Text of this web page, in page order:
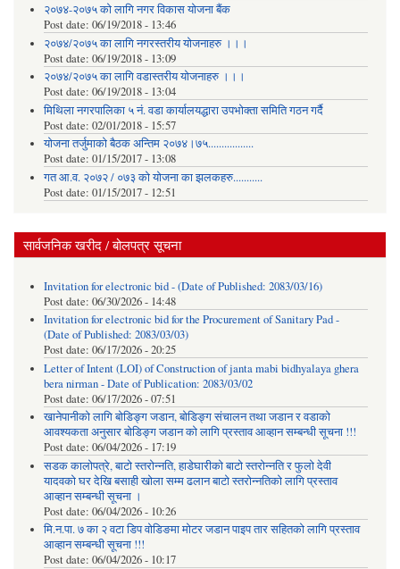
२०७४-२०७५ को लागि नगर विकास योजना बैंक
Post date: 06/19/2018 - 13:46
२०७४/२०७५ का लागि नगरस्तरीय योजनाहरु ।।।
Post date: 06/19/2018 - 13:09
२०७४/२०७५ का लागि वडास्तरीय योजनाहरु ।।।
Post date: 06/19/2018 - 13:04
मिथिला नगरपालिका ५ नं. वडा कार्यालयद्धारा उपभोक्ता समिति गठन गर्दै
Post date: 02/01/2018 - 15:57
याेजना तर्जुमाकाे बैठक अन्तिम २०७४।७५.................
Post date: 01/15/2017 - 13:08
गत आ.व. २०७२ / ०७३ को योजना का झलकहरु...........
Post date: 01/15/2017 - 12:51
सार्वजनिक खरीद / बोलपत्र सूचना
Invitation for electronic bid - (Date of Published: 2083/03/16)
Post date: 06/30/2026 - 14:48
Invitation for electronic bid for the Procurement of Sanitary Pad -
(Date of Published: 2083/03/03)
Post date: 06/17/2026 - 20:25
Letter of Intent (LOI) of Construction of janta mabi bidhyalaya ghera
bera nirman - Date of Publication: 2083/03/02
Post date: 06/17/2026 - 07:51
खानेपानीको लागि बोडिङ्ग जडान, बोडिङ्ग संचालन तथा जडान र वडाको
आवश्यकता अनुसार बोडिङ्ग जडान को लागि प्रस्ताव आव्हान सम्बन्धी सूचना !!!
Post date: 06/04/2026 - 17:19
सडक कालोपत्रे, बाटो स्तरोन्नति, हाडेघारीको बाटो स्तरोन्नति र फुलो देवी
यादवको घर देखि बसाही खोला सम्म ढलान बाटो स्तरोन्नतिको लागि प्रस्ताव
आव्हान सम्बन्धी सूचना ।
Post date: 06/04/2026 - 10:26
मि.न.पा. ७ का २ वटा डिप वोडिङमा मोटर जडान पाइप तार सहितको लागि प्रस्ताव
आव्हान सम्बन्धी सूचना !!!
Post date: 06/04/2026 - 10:17